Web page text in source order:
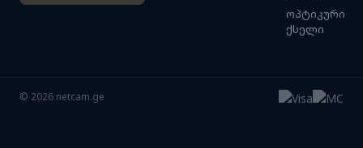
ოპტიკური
ქსელი
© 2026 netcam.ge